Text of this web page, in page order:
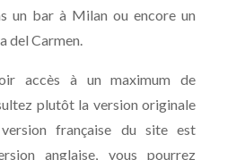
un bar à Milan ou encore un
del Carmen.
accès à un maximum de
plutôt la version originale
française du site est
anglaise, vous pourrez